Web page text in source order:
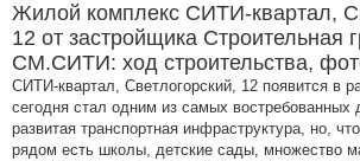
Жилой комплекс СИТИ-квартал,
12 от застройщика Строительная
СМ.СИТИ: ход строительства,
СИТИ-квартал, Светлогорский, 12 появится в
сегодня стал одним из самых востребованных
развитая транспортная инфраструктура, но,
рядом есть школы, детские сады, множество